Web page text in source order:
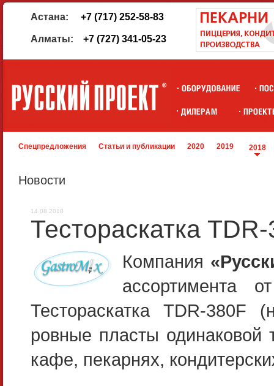
Астана: +7 (717) 252-58-83
Алматы: +7 (727) 341-05-23
Спецпредложения Статьи и публикации 2020 2019 2018
Новости
14.08.2018
Тестораскатка
Компания
ассортимента
Тестораскатка TDR-380F
ровные пласты одинаковой
кафе, пекарнях,